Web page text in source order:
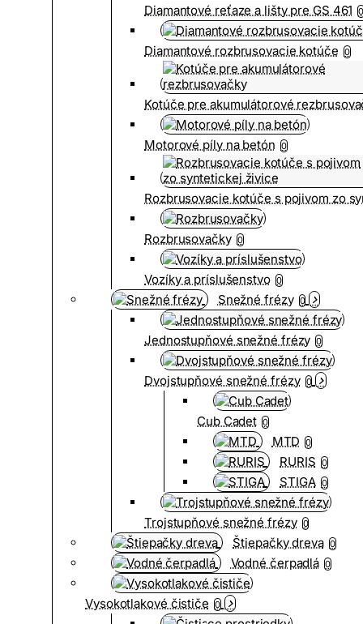
Diamantové reťaze a lišty pre GS 461
Diamantové rozbrusovacie kotúče 0
Kotúče pre akumulátorové
Motorové píly na betón 0
Rozbrusovacie kotúče s pojivom zo
Rozbrusovačky 0
Vozíky a príslušenstvo 0
Snežné frézy 0
Jednostupňové snežné frézy 0
Dvojstupňové snežné frézy 0
Cub Cadet 0
MTD 0
RURIS 0
STIGA 0
Trojstupňové snežné frézy 0
Štiepačky dreva 0
Vodné čerpadlá 0
Vysokotlakové čističe 0